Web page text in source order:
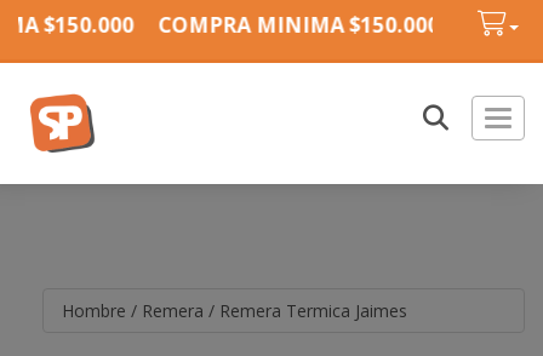
$150.000 COMPRA MINIMA $150.000
Hombre / Remera / Remera Termica Jaimes